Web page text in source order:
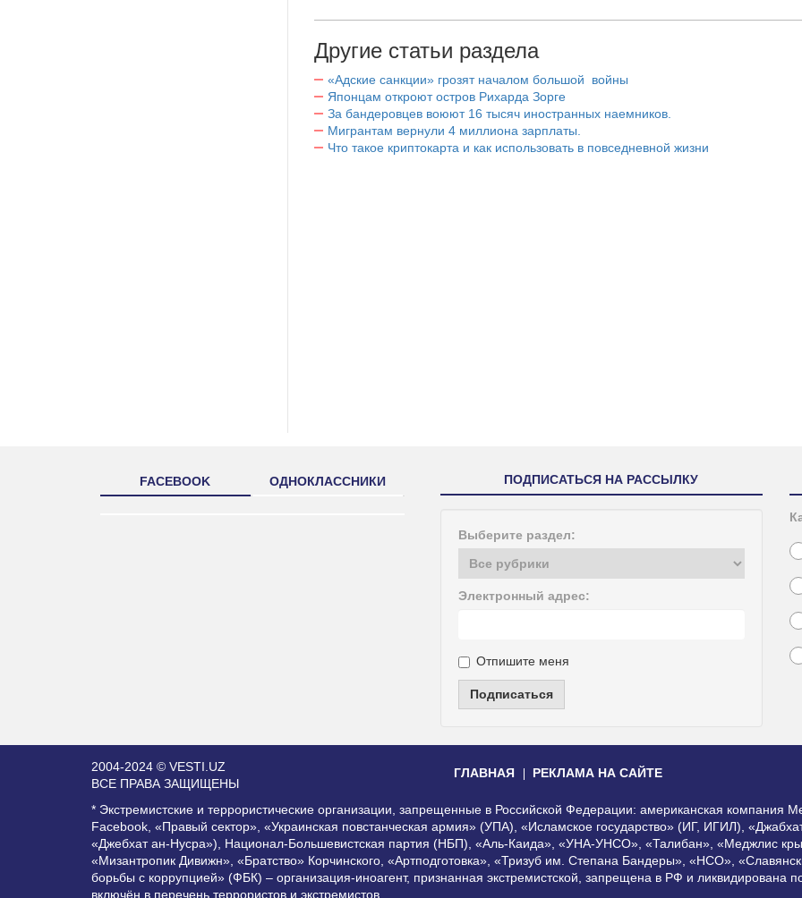
Другие статьи раздела
«Адские санкции» грозят началом большой войны
Японцам откроют остров Рихарда Зорге
За бандеровцев воюют 16 тысяч иностранных наемников.
Мигрантам вернули 4 миллиона зарплаты.
Что такое криптокарта и как использовать в повседневной жизни
FACEBOOK ОДНОКЛАССНИКИ ПОДПИСАТЬСЯ НА РАССЫЛКУ
Выберите раздел:
Электронный адрес:
Отпишите меня
Подписаться
2004-2024 © VESTI.UZ
ВСЕ ПРАВА ЗАЩИЩЕНЫ
ГЛАВНАЯ РЕКЛАМА НА САЙТЕ
* Экстремистские и террористические организации, запрещенные в Российской Федерации: американская компания
Facebook, «Правый сектор», «Украинская повстанческая армия» (УПА), «Исламское государство» (ИГ, ИГИЛ),
«Джебхат ан-Нусра»), Национал-Большевистская партия (НБП), «Аль-Каида», «УНА-УНСО», «Талибан», «Меджлис
«Мизантропик Дивижн», «Братство» Корчинского, «Артподготовка», «Тризуб им. Степана Бандеры», «НСО»,
борьбы с коррупцией» (ФБК) – организация-иноагент, признанная экстремистской, запрещена в РФ и ликвидирована
включён в перечень террористов и экстремистов.